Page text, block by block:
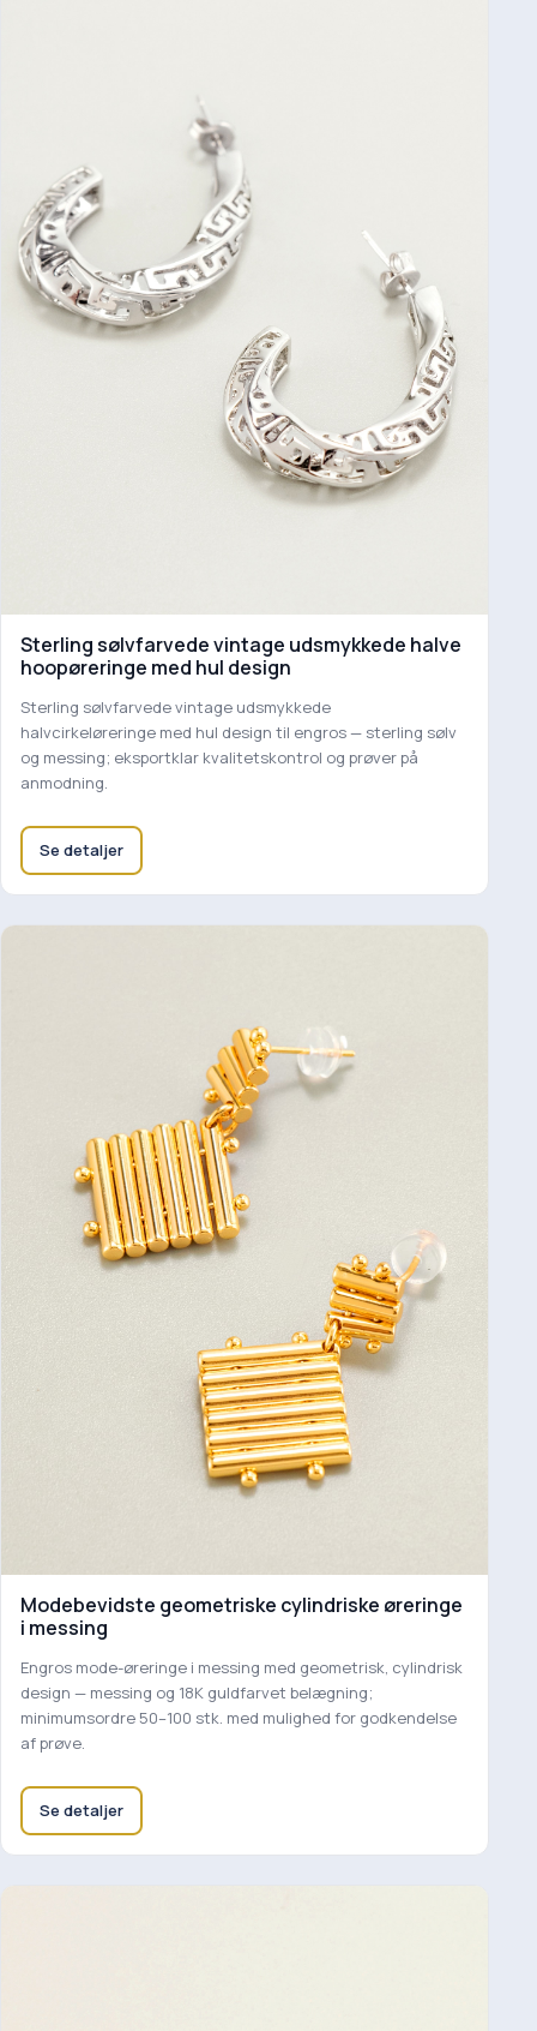
Sterling sølvfarvede vintage udsmykkede halve
hoopøreringe med hul design
Sterling sølvfarvede vintage udsmykkede
halvcirkeløreringe med hul design til engros — sterling sølv
og messing; eksportklar kvalitetskontrol og prøver på
anmodning.
Se detaljer
Modebevidste geometriske cylindriske øreringe
i messing
Engros mode-øreringe i messing med geometrisk, cylindrisk
design — messing og 18K guldfarvet belægning;
minimumsordre 50–100 stk. med mulighed for godkendelse
af prøve.
Se detaljer